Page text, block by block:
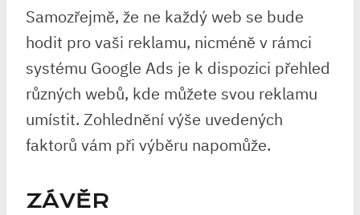
Samozřejmě, že ne každý web se bude
hodit pro vaši reklamu, nicméně v rámci
systému Google Ads je k dispozici přehled
různých webů, kde můžete svou reklamu
umístit. Zohlednění výše uvedených
faktorů vám při výběru napomůže.
ZÁVĚR